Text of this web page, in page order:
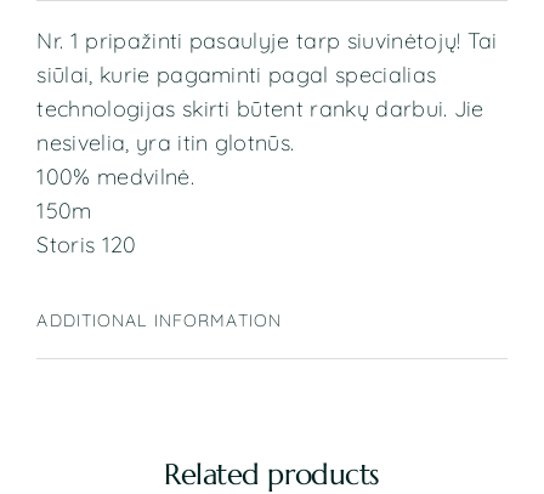
Nr. 1 pripažinti pasaulyje tarp siuvinėtojų! Tai
siūlai, kurie pagaminti pagal specialias
technologijas skirti būtent rankų darbui. Jie
nesivelia, yra itin glotnūs.
100% medvilnė.
150m
Storis 120
ADDITIONAL INFORMATION
Related products